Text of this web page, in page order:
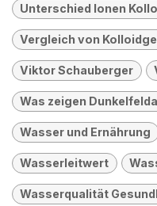
Unterschied Ionen
Vergleich von
Viktor Schauberger
Was zeigen
Wasser und Ernährung
Wasserleitwert
Wasserqualität